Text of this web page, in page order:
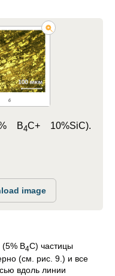
B4C+ 10%SiC).
image
(5% B4C) частицы
(см. рис. 9.) и все
вдоль линии